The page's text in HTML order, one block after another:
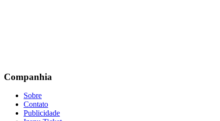
Companhia
Sobre
Contato
Publicidade